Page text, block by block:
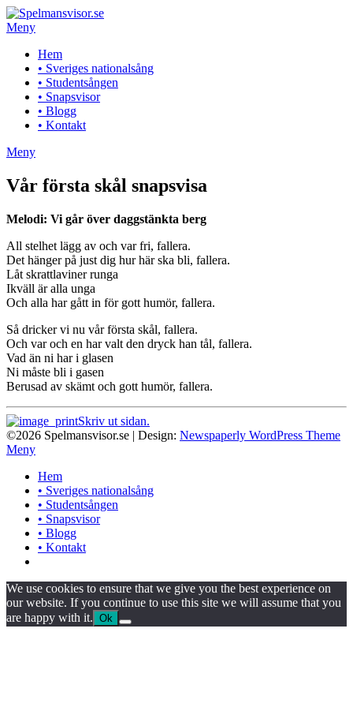
Hoppa
till
Meny
Hem
• Sveriges nationalsång
• Studentsången
• Snapsvisor
• Blogg
• Kontakt
Meny
Vår första skål snapsvisa
Melodi: Vi går över daggstänkta berg
All stelhet lägg av och var fri, fallera.
Det hänger på just dig hur här ska bli, fallera.
Låt skrattlaviner runga
Ikväll är alla unga
Och alla har gått in för gott humör, fallera.
Så dricker vi nu vår första skål, fallera.
Och var och en har valt den dryck han tål, fallera.
Vad än ni har i glasen
Ni måste bli i gasen
Berusad av skämt och gott humör, fallera.
Skriv ut sidan.
©2026 Spelmansvisor.se | Design: Newspaperly WordPress Theme
Meny
Hem
• Sveriges nationalsång
• Studentsången
• Snapsvisor
• Blogg
• Kontakt
We use cookies to ensure that we give you the best experience on
our website. If you continue to use this site we will assume that you
are happy with it. Ok